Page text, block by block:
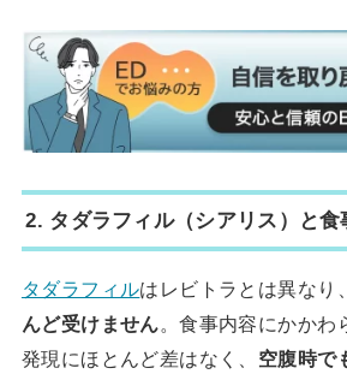
2. タダラフィル（シアリス）と食
タダラフィルはレビトラとは異なり、
んど受けません。食事内容にかかわ
発現にほとんど差はなく、 空腹時で